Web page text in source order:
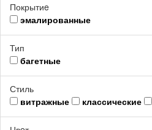
Покрытиe
эмалированные
Тип
багетные
Стиль
витражные
классические